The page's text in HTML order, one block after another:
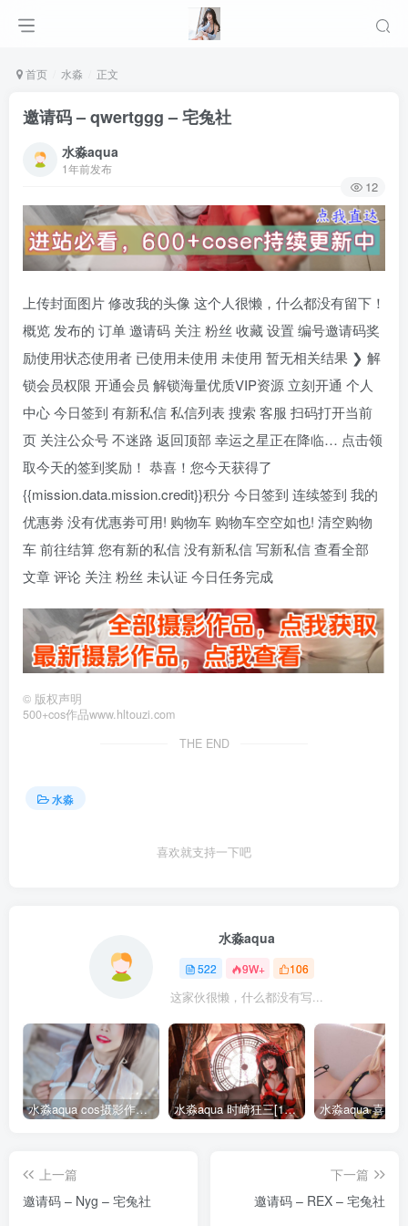
首页 水淼 正文
邀请码 – qwertggg – 宅兔社
水淼aqua
1年前发布
12
上传封面图片 修改我的头像 这个人很懒，什么都没有留下！
概览 发布的 订单 邀请码 关注 粉丝 收藏 设置 编号邀请码奖
励使用状态使用者 已使用未使用 未使用 暂无相关结果 ❯ 解
锁会员权限 开通会员 解锁海量优质VIP资源 立刻开通 个人
中心 今日签到 有新私信 私信列表 搜索 客服 扫码打开当前
页 关注公众号 不迷路 返回顶部 幸运之星正在降临… 点击领
取今天的签到奖励！ 恭喜！您今天获得了
{{mission.data.mission.credit}}积分 今日签到 连续签到 我的
优惠劵 没有优惠劵可用! 购物车 购物车空空如也! 清空购物
车 前往结算 您有新的私信 没有新私信 写新私信 查看全部
文章 评论 关注 粉丝 未认证 今日任务完成
© 版权声明
500+cos作品www.hltouzi.com
THE END
水淼
喜欢就支持一下吧
水淼aqua
522 9W+ 106
这家伙很懒，什么都没有写...
水淼aqua cos摄影作品合集155套 水淼aqua 时崎狂三[109P-128MB]
上一篇
邀请码 – Nyg – 宅兔社
下一篇
邀请码 – REX – 宅兔社